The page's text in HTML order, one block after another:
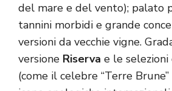
del mare e del vento); palato
tannini morbidi e grande
versioni da vecchie vigne.
versione Riserva e le
(come il celebre “Terre